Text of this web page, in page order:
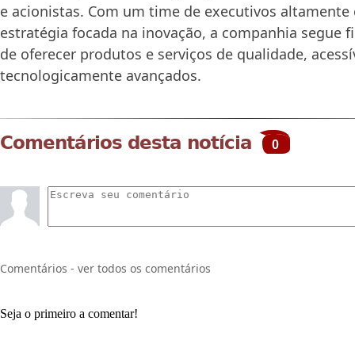
e acionistas. Com um time de executivos altamente
estratégia focada na inovação, a companhia segue
de oferecer produtos e serviços de qualidade,
tecnologicamente avançados.
Comentários desta notícia 0
Comentários - ver todos os comentários
Seja o primeiro a comentar!